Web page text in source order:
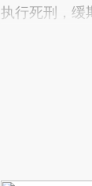
执行死刑，缓